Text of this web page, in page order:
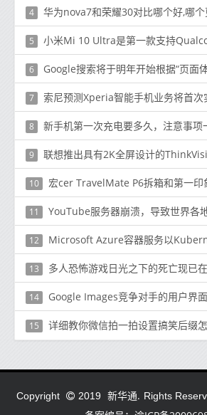
4 华为nova7和荣耀30对比哪个好,哪个
5 小米Mi 10 Ultra是第一款支持Qualcomm
6 Google搜索将于明年开始根据“页面
7 索尼预测Xperia智能手机业务将首次
8 新手机第一次充电要多久，注意事项
9 联想推出具有2K全屏设计的
10 宏cer TravelMate P6拆箱和第一印
11 YouTube服务器崩溃，导致世界各
12 Microsoft Azure容器服务以
13 多人恐怖游戏日光之下的死亡现已在
14 Google Images竞争对手的用户界面对
15 详细教你微信拍一拍设置搞笑后缀
Copyright 2019 新华通. Rights